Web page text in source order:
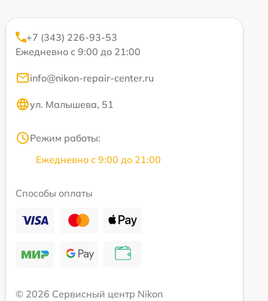
+7 (343) 226-93-53
Ежедневно с 9:00 до 21:00
info@nikon-repair-center.ru
ул. Малышева, 51
Режим работы:
Ежедневно с 9:00 до 21:00
Способы оплаты
© 2026 Сервисный центр Nikon